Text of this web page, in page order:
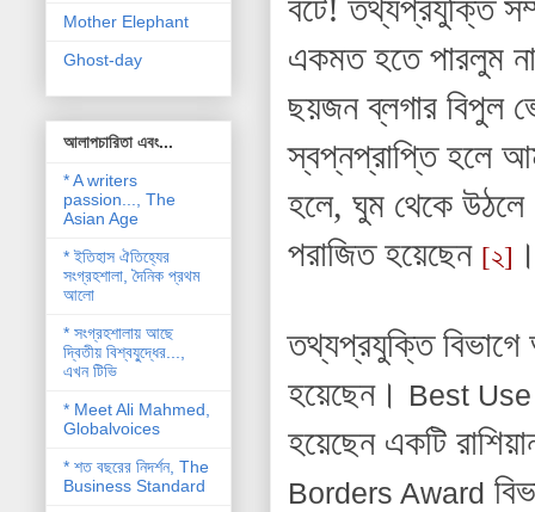
বটে! তথ্যপ্রযুক্তি
একমত হতে পারলুম
ছয়জন ব্লগার বিপুল
স্বপ্নপ্রাপ্তি হলে
হলে, ঘুম থেকে উঠলে
পরাজিত হয়েছেন [২]
তথ্যপ্রযুক্তি বিভাগে
হয়েছেন। Best
হয়েছেন একটি
Borders Award
Mother Elephant
Ghost-day
আলাপচারিতা এবং...
* A writers
passion..., The
Asian Age
* ইতিহাস ঐতিহ্যের
সংগ্রহশালা, দৈনিক প্রথম
আলো
* সংগ্রহশালায় আছে
দ্বিতীয় বিশ্বযু্দ্ধের...,
এখন টিভি
* Meet Ali Mahmed,
Globalvoices
* শত বছরের নিদর্শন, The
Business Standard